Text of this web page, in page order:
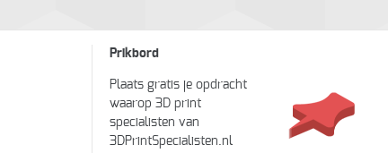
Prikbord
Plaats gratis je opdracht
waarop 3D print
specialisten van
3DPrintSpecialisten.nl